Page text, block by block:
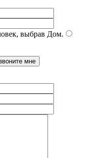
выбрав Дом.